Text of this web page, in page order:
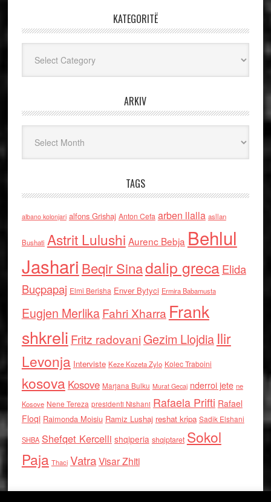
KATEGORITË
ARKIV
TAGS
albano kolonjari alfons Grishaj Anton Cefa arben llalla asllan
Bushati Astrit Lulushi Aurenc Bebja Behlul
Jashari Beqir Sinadalip grecaElida
Buçpapaj Elmi Berisha Enver Bytyci Ermira Babamusta
Eugjen MerlikaFahri Xharra Frank
shkreli Fritz radovaniGezim Llojdia Ilir
Levonja Interviste Keze Kozeta Zylo Kolec Traboini
kosova Kosove Marjana Bulku Murat Gecaj nderroi jete ne
Kosove Nene Tereza presidenti Nishani Rafaela Prifti Rafael
Floqi Raimonda Moisiu Ramiz Lushaj reshat kripa Sadik Elshani
SHBA Shefqet Kercelli shqiperia shqiptaret Sokol
Paja Thaci VatraVisar Zhiti